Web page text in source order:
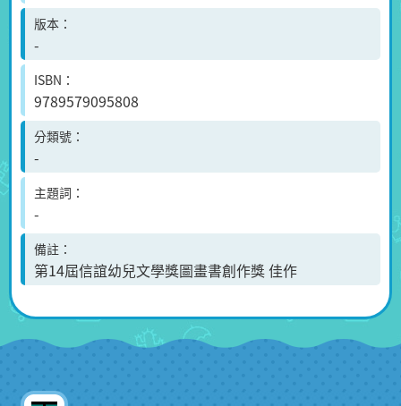
版本
-
ISBN
9789579095808
分類號
-
主題詞
-
備註
第14屆信誼幼兒文學獎圖畫書創作獎 佳作